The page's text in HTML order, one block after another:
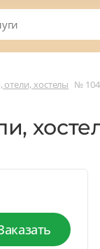
хостелы №